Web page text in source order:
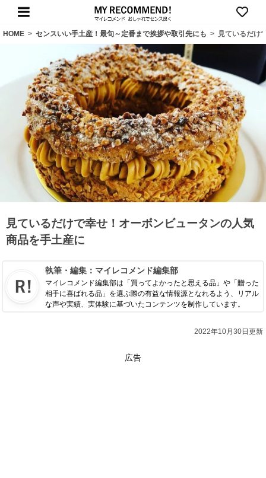
HOME > センスいい手土産！最旬～定番まで挨拶や取引先にも > 見ているだけ
見ているだけで幸せ！オーボンビュータンの人気
商品を手土産に
執筆・編集： マイレコメンド編集部
マイレコメンド編集部は「買ってよかったと思える品」や「贈った
相手に喜ばれる品」を選ぶ際の有益な情報源となれるよう、リアル
な声や実績、実体験に基づいたコンテンツを制作しています。
2022年10月30日更新
広告